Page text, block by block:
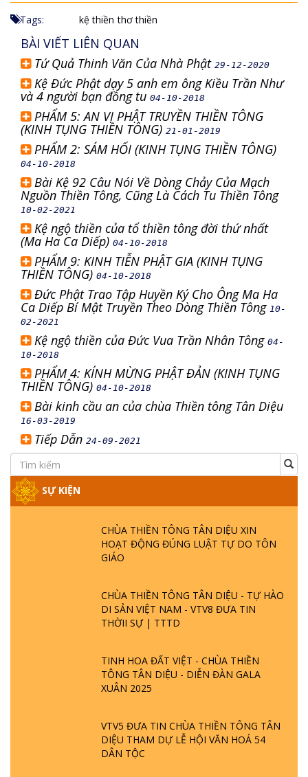
Tags: kệ thiền thơ thiền
BÀI VIẾT LIÊN QUAN
Tứ Quả Thinh Văn Của Nhà Phật 29-12-2020
Kệ Đức Phật dạy 5 anh em ông Kiều Trần Như
và 4 người bạn đồng tu 04-10-2018
PHẨM 5: AN VỊ PHẬT TRUYỀN THIỀN TÔNG
(KINH TỤNG THIỀN TÔNG) 21-01-2019
PHẨM 2: SÁM HỐI (KINH TỤNG THIỀN TÔNG)
04-10-2018
Bài Kệ 92 Câu Nói Về Dòng Chảy Của Mạch
Nguồn Thiền Tông, Cũng Là Cách Tu Thiền Tông
10-02-2021
Kệ ngộ thiền của tổ thiền tông đời thứ nhất
(Ma Ha Ca Diếp) 04-10-2018
PHẨM 9: KINH TIỄN PHẬT GIA (KINH TỤNG
THIỀN TÔNG) 04-10-2018
Đức Phật Trao Tập Huyền Ký Cho Ông Ma Ha
Ca Diếp Bí Mật Truyền Theo Dòng Thiền Tông 10-
02-2021
Kệ ngộ thiền của Đức Vua Trần Nhân Tông 04-
10-2018
PHẨM 4: KÍNH MỪNG PHẬT ĐẢN (KINH TỤNG
THIỀN TÔNG) 04-10-2018
Bài kinh cầu an của chùa Thiền tông Tân Diệu
16-03-2019
Tiếp Dẫn 24-09-2021
SỰ KIỆN
CHÙA THIỀN TÔNG TÂN DIỆU XIN
HOẠT ĐỘNG ĐÚNG LUẬT TỰ DO TÔN
GIÁO
CHÙA THIỀN TÔNG TÂN DIỆU - TỰ HÀO
DI SẢN VIỆT NAM - VTV8 ĐƯA TIN
THỜII SỰ | TTTD
TINH HOA ĐẤT VIỆT - CHÙA THIỀN
TÔNG TÂN DIỆU - DIỄN ĐÀN GALA
XUÂN 2025
VTV5 ĐƯA TIN CHÙA THIỀN TÔNG TÂN
DIỆU THAM DỰ LỄ HỘI VĂN HOÁ 54
DÂN TỘC